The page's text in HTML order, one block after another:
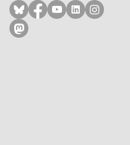
Volg ons op bluesky
Volg ons op
Volg ons op
Volg ons
Volg
Volg ons op mastodon